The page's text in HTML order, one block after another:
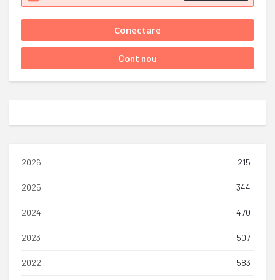
2026 215
2025 344
2024 470
2023 507
2022 583